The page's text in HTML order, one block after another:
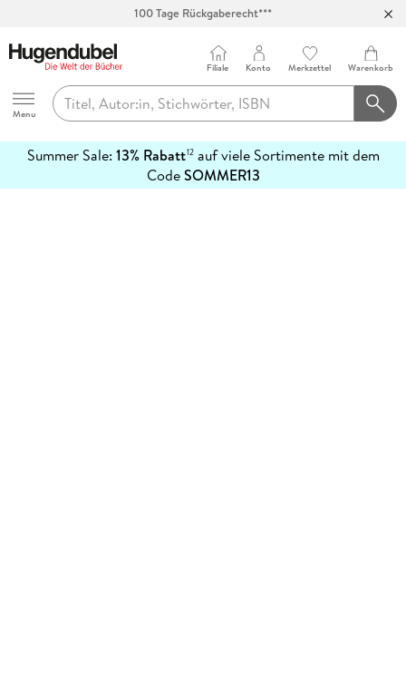
100 Tage Rückgaberecht***
Hugendubel
Menu
Filiale Konto Merkzettel Warenkorb
Summer Sale: 13% Rabatt12auf viele Sortimente mit dem
CodeSOMMER13
erfahren